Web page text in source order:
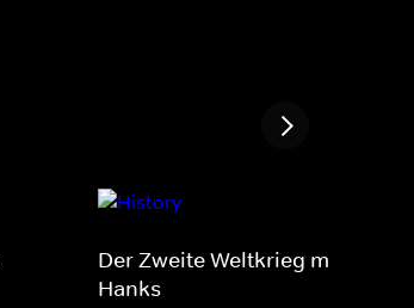
Der Zweite Weltkrieg mit Tom
Hanks